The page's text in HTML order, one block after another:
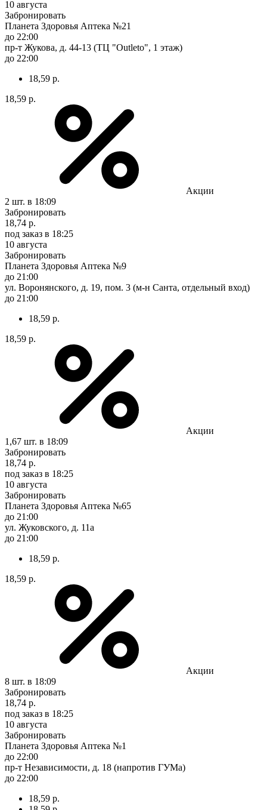
10 августа
Забронировать
Планета Здоровья Аптека №21
до 22:00
пр-т Жукова, д. 44-13 (ТЦ "Outleto", 1 этаж)
до 22:00
18,59 р.
18,59 р.
Акции
2 шт. в 18:09
Забронировать
18,74 р.
под заказ в 18:25
10 августа
Забронировать
Планета Здоровья Аптека №9
до 21:00
ул. Воронянского, д. 19, пом. 3 (м-н Санта, отдельный вход)
до 21:00
18,59 р.
18,59 р.
Акции
1,67 шт. в 18:09
Забронировать
18,74 р.
под заказ в 18:25
10 августа
Забронировать
Планета Здоровья Аптека №65
до 21:00
ул. Жуковского, д. 11а
до 21:00
18,59 р.
18,59 р.
Акции
8 шт. в 18:09
Забронировать
18,74 р.
под заказ в 18:25
10 августа
Забронировать
Планета Здоровья Аптека №1
до 22:00
пр-т Независимости, д. 18 (напротив ГУМа)
до 22:00
18,59 р.